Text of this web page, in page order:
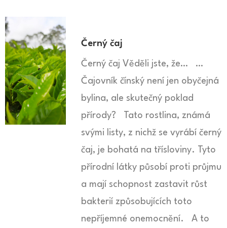
Černý čaj
Černý čaj Věděli jste, že… …
Čajovník čínský není jen obyčejná
bylina, ale skutečný poklad
přírody? Tato rostlina, známá
svými listy, z nichž se vyrábí černý
čaj, je bohatá na třísloviny. Tyto
přírodní látky působí proti průjmu
a mají schopnost zastavit růst
bakterií způsobujících toto
nepříjemné onemocnění. A to